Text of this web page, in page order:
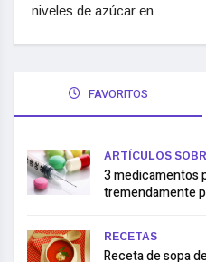
niveles de azúcar en
FAVORITOS
ARTÍCULOS
3 medicamentos
tremendamente
RECETAS
Receta de sopa